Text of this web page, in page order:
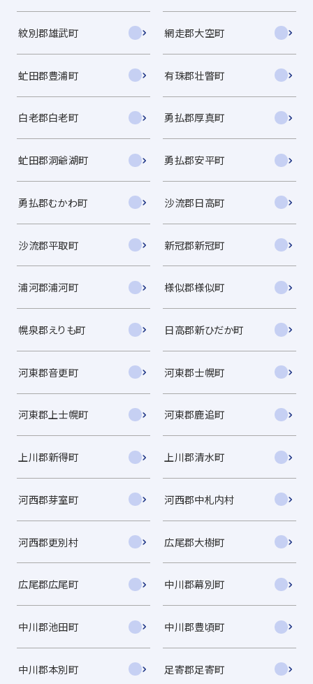
紋別郡雄武町 網走郡大空町
虻田郡豊浦町 有珠郡壮瞥町
白老郡白老町 勇払郡厚真町
虻田郡洞爺湖町 勇払郡安平町
勇払郡むかわ町 沙流郡日高町
沙流郡平取町 新冠郡新冠町
浦河郡浦河町 様似郡様似町
幌泉郡えりも町 日高郡新ひだか町
河東郡音更町 河東郡士幌町
河東郡上士幌町 河東郡鹿追町
上川郡新得町 上川郡清水町
河西郡芽室町 河西郡中札内村
河西郡更別村 広尾郡大樹町
広尾郡広尾町 中川郡幕別町
中川郡池田町 中川郡豊頃町
中川郡本別町 足寄郡足寄町